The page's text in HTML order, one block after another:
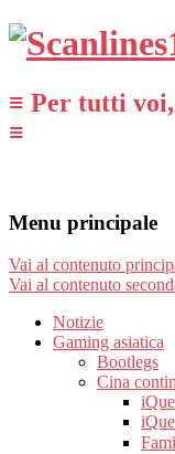
≡ Per tutti
≡
Menu principale
Vai al contenuto
Vai al contenuto
Notizie
Gaming asiatica
Bootlegs
Cina